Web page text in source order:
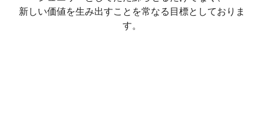
新しい価値を生み出すことを常なる目標としておりま
す。